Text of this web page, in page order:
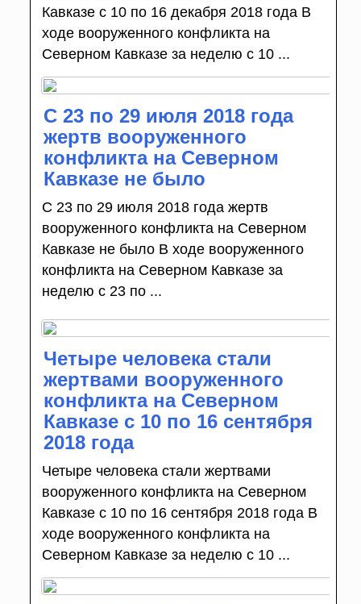
Кавказе с 10 по 16 декабря 2018 года В
ходе вооруженного конфликта на
Северном Кавказе за неделю с 10 ...
С 23 по 29 июля 2018 года
жертв вооруженного
конфликта на Северном
Кавказе не было
С 23 по 29 июля 2018 года жертв
вооруженного конфликта на Северном
Кавказе не было В ходе вооруженного
конфликта на Северном Кавказе за
неделю с 23 по ...
Четыре человека стали
жертвами вооруженного
конфликта на Северном
Кавказе с 10 по 16 сентября
2018 года
Четыре человека стали жертвами
вооруженного конфликта на Северном
Кавказе с 10 по 16 сентября 2018 года В
ходе вооруженного конфликта на
Северном Кавказе за неделю с 10 ...